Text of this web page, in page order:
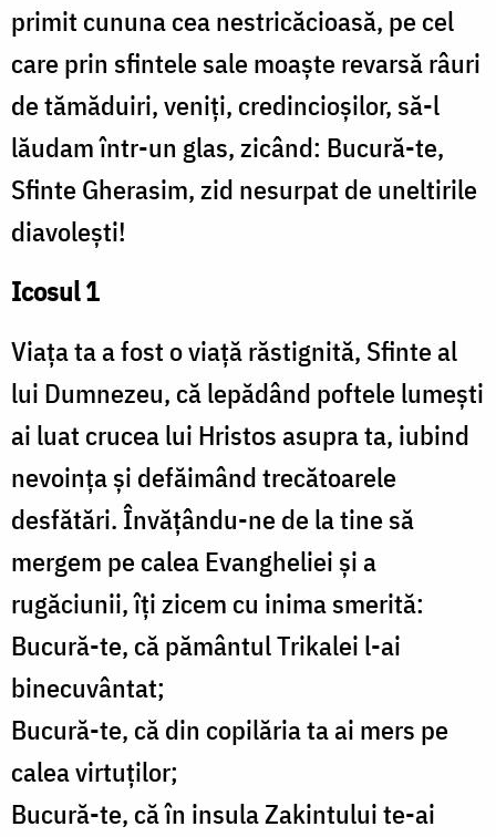
primit cununa cea nestricăcioasă, pe cel
care prin sfintele sale moaşte revarsă râuri
de tămăduiri, veniţi, credincioşilor, să-l
lăudam într-un glas, zicând: Bucură-te,
Sfinte Gherasim, zid nesurpat de uneltirile
diavoleşti!
Icosul 1
Viaţa ta a fost o viaţă răstignită, Sfinte al
lui Dumnezeu, că lepădând poftele lumeşti
ai luat crucea lui Hristos asupra ta, iubind
nevoinţa şi defăimând trecătoarele
desfătări. Învăţându-ne de la tine să
mergem pe calea Evangheliei şi a
rugăciunii, îţi zicem cu inima smerită:
Bucură-te, că pământul Trikalei l-ai
binecuvântat;
Bucură-te, că din copilăria ta ai mers pe
calea virtuţilor;
Bucură-te, că în insula Zakintului te-ai